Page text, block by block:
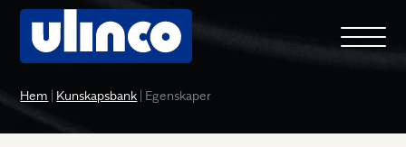
Hem Kunskapsbank Egenskaper